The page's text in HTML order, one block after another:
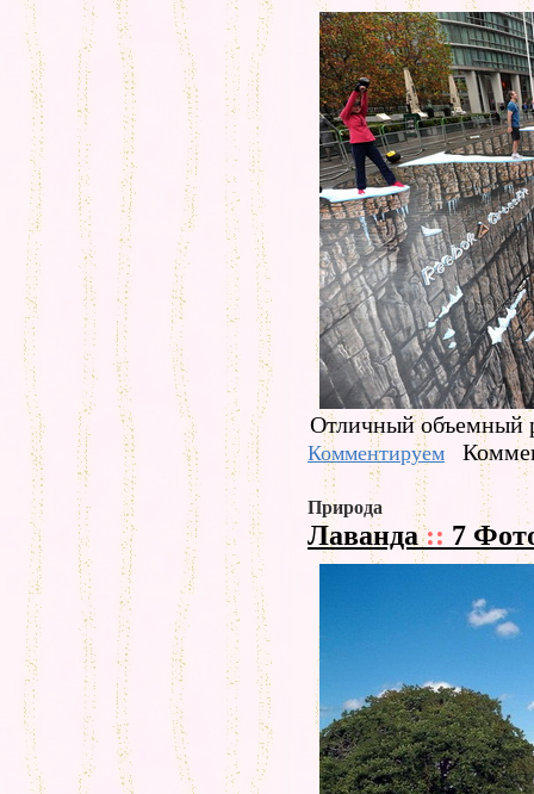
Отличный объемный
Комментируем
Природа
Лаванда:: 7